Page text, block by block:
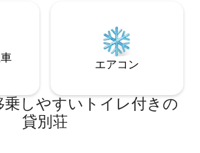
エアコン
しやすいトイレ付きの
貸別荘